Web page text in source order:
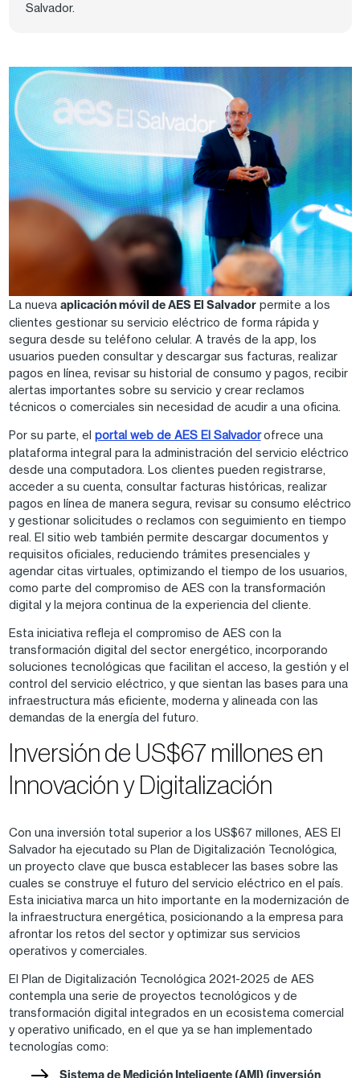
Salvador.
Image
La nueva aplicación móvil de AES El Salvadorpermite a los
clientes gestionar su servicio eléctrico de forma rápida y
segura desde su teléfono celular. A través de la app, los
usuarios pueden consultar y descargar sus facturas, realizar
pagos en línea, revisar su historial de consumo y pagos, recibir
alertas importantes sobre su servicio y crear reclamos
técnicos o comerciales sin necesidad de acudir a una oficina.
Por su parte, el portal web de AES El Salvador ofrece una
plataforma integral para la administración del servicio eléctrico
desde una computadora. Los clientes pueden registrarse,
acceder a su cuenta, consultar facturas históricas, realizar
pagos en línea de manera segura, revisar su consumo eléctrico
y gestionar solicitudes o reclamos con seguimiento en tiempo
real. El sitio web también permite descargar documentos y
requisitos oficiales, reduciendo trámites presenciales y
agendar citas virtuales, optimizando el tiempo de los usuarios,
como parte del compromiso de AES con la transformación
digital y la mejora continua de la experiencia del cliente.
Esta iniciativa refleja el compromiso de AES con la
transformación digital del sector energético, incorporando
soluciones tecnológicas que facilitan el acceso, la gestión y el
control del servicio eléctrico, y que sientan las bases para una
infraestructura más eficiente, moderna y alineada con las
demandas de la energía del futuro.
Inversión de US$67 millones en
Innovación y Digitalización
Con una inversión total superior a los US$67 millones, AES El
Salvador ha ejecutado su Plan de Digitalización Tecnológica,
un proyecto clave que busca establecer las bases sobre las
cuales se construye el futuro del servicio eléctrico en el país.
Esta iniciativa marca un hito importante en la modernización de
la infraestructura energética, posicionando a la empresa para
afrontar los retos del sector y optimizar sus servicios
operativos y comerciales.
El Plan de Digitalización Tecnológica 2021-2025 de AES
contempla una serie de proyectos tecnológicos y de
transformación digital integrados en un ecosistema comercial
y operativo unificado, en el que ya se han implementado
tecnologías como:
Sistema de Medición Inteligente (AMI) (inversión